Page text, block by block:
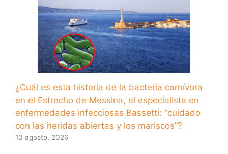
¿Cuál es esta historia de la bacteria carnívora
en el Estrecho de Messina, el especialista en
enfermedades infecciosas Bassetti: “cuidado
con las heridas abiertas y los mariscos”?
10 agosto, 2026